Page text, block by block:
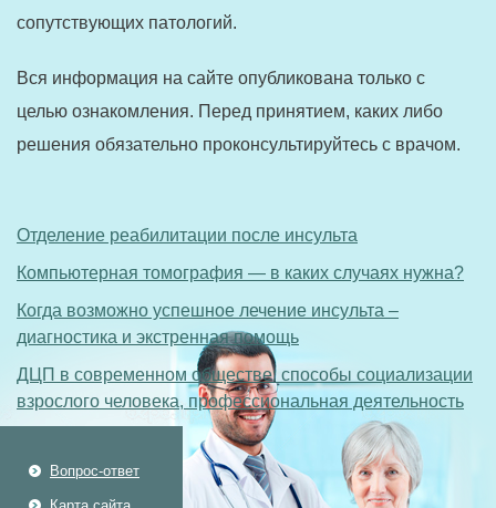
сопутствующих патологий.
Вся информация на сайте опубликована только с
целью ознакомления. Перед принятием, каких либо
решения обязательно проконсультируйтесь с врачом.
Отделение реабилитации после инсульта
Компьютерная томография — в каких случаях нужна?
Когда возможно успешное лечение инсульта –
диагностика и экстренная помощь
ДЦП в современном обществе: способы социализации
взрослого человека, профессиональная деятельность
Вопрос-ответ